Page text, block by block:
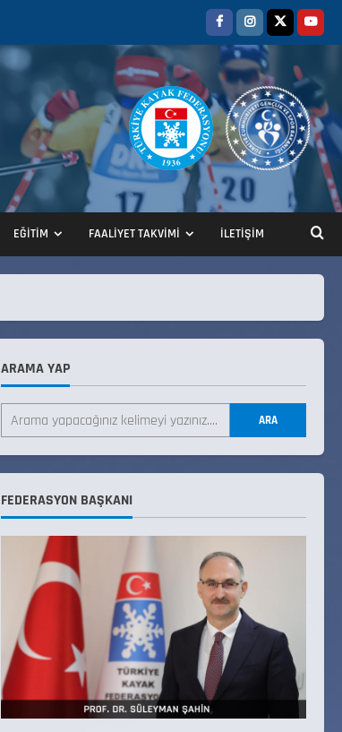
EĞİTİM FAALİYET TAKVİMİ İLETİŞİM
ARAMA YAP
ARA
FEDERASYON BAŞKANI
2
ANALİG TEKERLEKLİ KAYAK
TÜRKİYE ŞAMPİYONASI
22 Temmuz 2026
3
ANALİG TEKERLEKLİ KAYAK
TÜRKİYE ŞAMPİYONASI GÖREVLİ
4
Üyelerimiz Belirlendi
18 Temmuz 2026
3.KADEME ANTRENÖRLÜK KURSU
DUYURUSU
1
Millî Savunma Bakanlığı Kara,
Deniz ve Hava Kuvvetleri
Komutanlıklarına 2026 Yılı
(2026-2 Dönem) Sporcu Branşı
Sözleşmeli Er Temini Başvuruları
Başlamıştır.
31 Temmuz 2026